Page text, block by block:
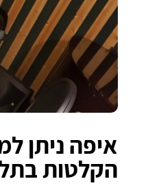
איפה ניתן
הקלטות